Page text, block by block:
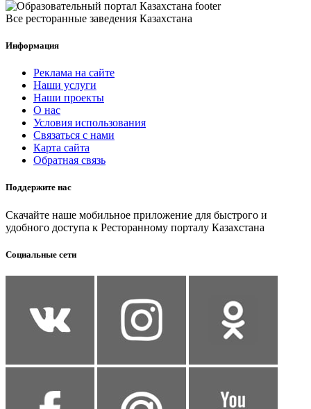
Все ресторанные заведения Казахстана
Информация
Реклама на сайте
Наши услуги
Наши проекты
О нас
Условия использования
Связаться с нами
Карта сайта
Обратная связь
Поддержите нас
Скачайте наше мобильное приложение для быстрого и
удобного доступа к Ресторанному порталу Казахстана
Социальные сети